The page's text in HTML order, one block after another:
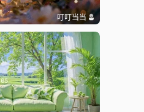
叮叮当当